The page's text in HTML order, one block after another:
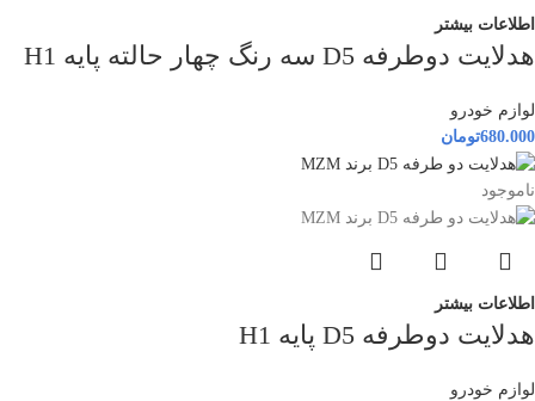
اطلاعات بیشتر
هدلایت دوطرفه D5 سه رنگ چهار حالته پایه H1
لوازم خودرو
680.000تومان
ناموجود
اطلاعات بیشتر
هدلایت دوطرفه D5 پایه H1
لوازم خودرو